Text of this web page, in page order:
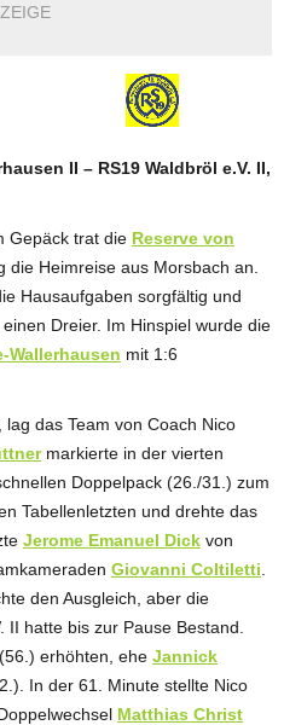
II – RS19 Waldbröl e.V. II,
Gepäck trat die Reserve von
die Heimreise aus Morsbach an.
Hausaufgaben sorgfältig und
Dreier. Im Hinspiel wurde die
Wallerhausen mit 1:6
das Team von Coach Nico
markierte in der vierten
Doppelpack (26./31.) zum
Tabellenletzten und drehte das
Jerome Emanuel Dick von
Giovanni Coltiletti
den Ausgleich, aber die
hatte bis zur Pause Bestand.
erhöhten, ehe Jannick
In der 61. Minute stellte Nico
Matthias Christ